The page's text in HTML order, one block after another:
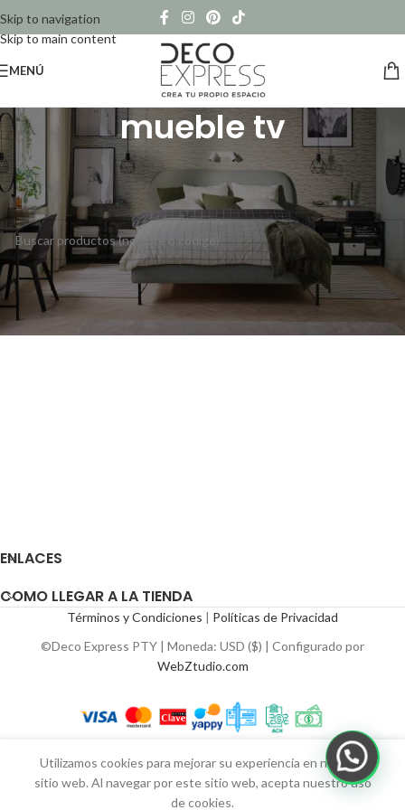
Skip to navigation
Skip to main content
MENÚ
mueble tv
Inicio/ Productos etiquetados “mueble tv”
No se han encontrado productos que coincidan con tu selección.
ENLACES
COMO LLEGAR A LA TIENDA
Términos y Condiciones | Políticas de Privacidad
©Deco Express PTY | Moneda: USD ($) | Configurado por
WebZtudio.com
Utilizamos cookies para mejorar su experiencia en nuestro
sitio web. Al navegar por este sitio web, acepta nuestro uso
de cookies.